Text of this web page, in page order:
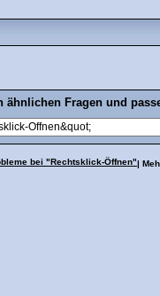
ähnlichen Fragen und
bei "Rechtsklick-Öffnen"|